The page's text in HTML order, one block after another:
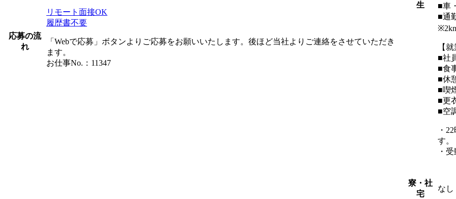
応募の流
れ
リモート面接OK
履歴書不要
「Webで応募」ボタンよりご応募をお願いいたします。後ほど当社よりご連絡をさせていただき
ます。
お仕事No.：11347
生
■車
■通
【
■社
■食
■休
■喫
■更
■空
・
す。
・
寮・社
宅
なし